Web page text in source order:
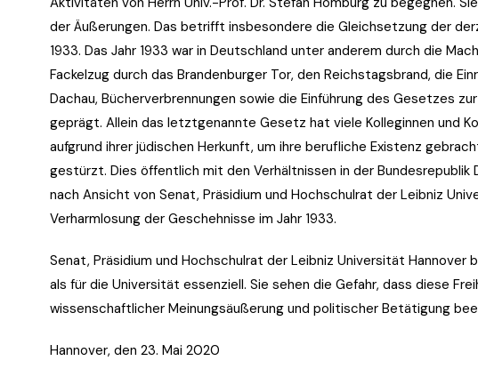
der Äußerungen. Das betrifft insbesondere die Gleichsetzung der
1933. Das Jahr 1933 war in Deutschland unter anderem durch die
Fackelzug durch das Brandenburger Tor, den Reichstagsbrand, die
Dachau, Bücherverbrennungen sowie die Einführung des Gesetzes
geprägt. Allein das letztgenannte Gesetz hat viele Kolleginnen und
aufgrund ihrer jüdischen Herkunft, um ihre berufliche Existenz
gestürzt. Dies öffentlich mit den Verhältnissen in der
nach Ansicht von Senat, Präsidium und Hochschulrat der Leibniz
Verharmlosung der Geschehnisse im Jahr 1933.
Senat, Präsidium und Hochschulrat der Leibniz Universität
als für die Universität essenziell. Sie sehen die Gefahr, dass diese
wissenschaftlicher Meinungsäußerung und politischer Betätigung
Hannover, den 23. Mai 2020